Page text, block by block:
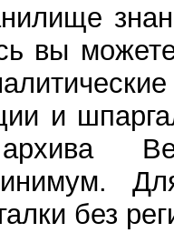
вы
и
без